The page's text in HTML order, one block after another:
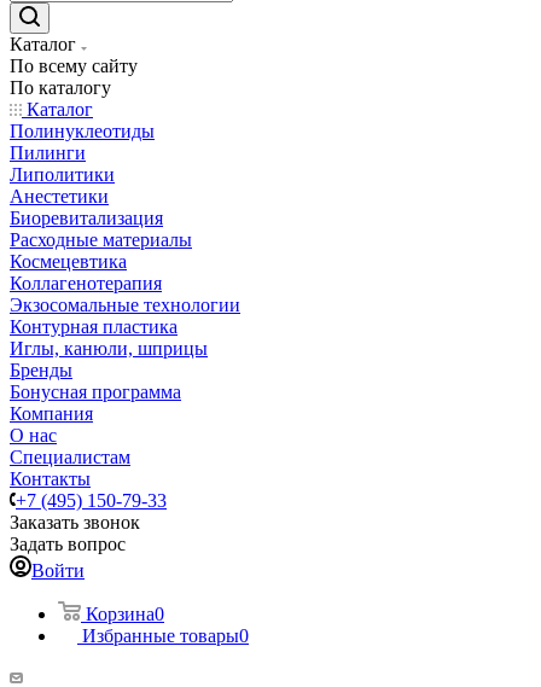
Каталог
По всему сайту
По каталогу
Каталог
Полинуклеотиды
Пилинги
Липолитики
Анестетики
Биоревитализация
Расходные материалы
Космецевтика
Коллагенотерапия
Экзосомальные технологии
Контурная пластика
Иглы, канюли, шприцы
Бренды
Бонусная программа
Компания
О нас
Специалистам
Контакты
+7 (495) 150-79-33
Заказать звонок
Задать вопрос
Войти
Корзина0
Избранные товары0